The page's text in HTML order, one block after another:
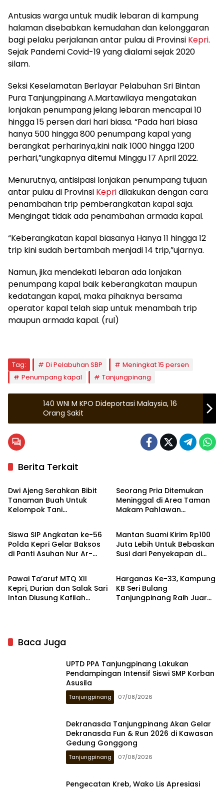
Antusias warga untuk mudik lebaran di kampung
halaman disebabkan kemudahan dan kelonggaran
bagi pelaku perjalanan antar pulau di Provinsi Kepri.
Sejak Pandemi Covid-19 yang dialami sejak 2020
silam.
Seksi Keselamatan Berlayar Pelabuhan Sri Bintan
Pura Tanjungpinang A.Martawilaya mengatakan
lonjakan penumpang jelang lebaran mencapai 10
hingga 15 persen dari hari biasa. “Pada hari biasa
hanya 500 hingga 800 penumpang kapal yang
berangkat perharinya,kini naik 1000 hingga 1200
perhari,”ungkapnya ditemui Minggu 17 April 2022.
Menurutnya, antisipasi lonjakan penumpang tujuan
antar pulau di Provinsi Kepridilakukan dengan cara
penambahan trip pemberangkatan kapal saja.
Mengingat tidak ada penambahan armada kapal.
“Keberangkatan kapal biasanya Hanya 11 hingga 12
trip kini sudah bertambah menjadi 14 trip,”ujarnya.
Namun, jika mendekati lebaran ada lonjakan
penumpang kapal baik keberangkatan maupun
kedatangan kapal, maka pihaknya bersama
operator kapal telah siap untuk menambah trip
maupun armada kapal. (rul)
Tag: Di Pelabuhan SBP
Meningkat 15 persen
Penumpang kapal
Tanjungpinang
140 WNI M KPO Dideportasi Malaysia, 16
Orang Sakit
Berita Terkait
Tanjungpinang
Dwi Ajeng Serahkan Bibit
Tanaman Buah Untuk
Kelompok Tani
Seorang Pria Ditemukan
Meninggal di Area Taman
Makam Pahlawan
Tanjungpinang
Siswa SIP Angkatan ke-56
Polda Kepri Gelar Baksos
di Panti Asuhan Nur Ar-
Hukrim
Mantan Suami Kirim Rp100
Juta Lebih Untuk Bebaskan
Susi dari Penyekapan di
Bintan
Pawai Ta’aruf MTQ XII
Kepri, Durian dan Salak Sari
Intan Diusung Kafilah
Tanjungpinang
Harganas Ke-33, Kampung
KB Seri Bulang
Tanjungpinang Raih Juara
Baca Juga
UPTD PPA Tanjungpinang Lakukan
Pendampingan Intensif Siswi SMP Korban
Asusila
Tanjungpinang 07/08/2026
Dekranasda Tanjungpinang Akan Gelar
Dekranasda Fun & Run 2026 di Kawasan
Gedung Gonggong
Tanjungpinang 07/08/2026
Pengecatan Kreb, Wako Lis Apresiasi